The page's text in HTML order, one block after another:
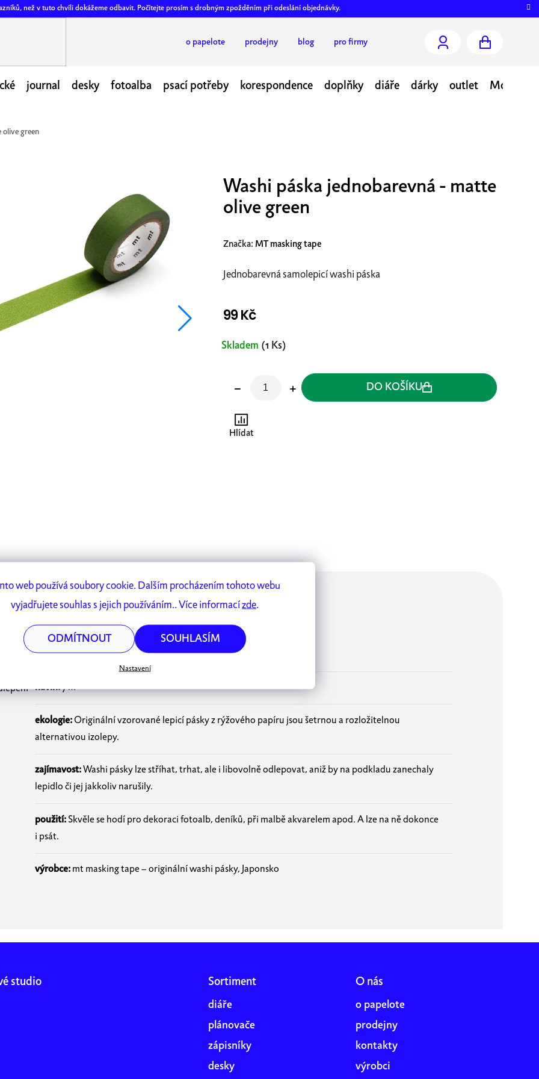
web používá soubory cookie. Dalším procházením tohoto webu
vyjadřujete souhlas s jejich používáním.. Více informacízde.
Nastavení
ODMÍTNOUT SOUHLASÍM
než v tuto chvíli dokážeme odbavit. Počítejte prosím s drobným zpožděním při odeslání objednávky.
o papelote prodejny blog pro firmy
KOŠÍK
journal desky fotoalba psací potřeby korespondence doplňky diáře dárky outlet Moje
olive green
Washi páska jednobarevná - matte
olive green
Značka: MT masking tape
Jednobarevná samolepicí washi páska
99 Kč
Měrná
Skladem (1 Ks)
DO KOŠÍKU
Hlídat
Specifikace
šíře:15 mm
návin:7 m
ekologie:Originální vzorované lepicí pásky z rýžového papíru jsou šetrnou a rozložitelnou
alternativou izolepy.
zajímavost:Washi pásky lze stříhat, trhat, ale i libovolně odlepovat, aniž by na podkladu zanechaly
lepidlo či jej jakkoliv narušily.
použití: Skvěle se hodí pro dekoraci fotoalb, deníků, při malbě akvarelem apod. A lze na ně dokonce
i psát.
výrobce: mt masking tape – originální washi pásky, Japonsko
studio Sortiment
diáře
plánovače
zápisníky
desky
O nás
o papelote
prodejny
kontakty
výrobci